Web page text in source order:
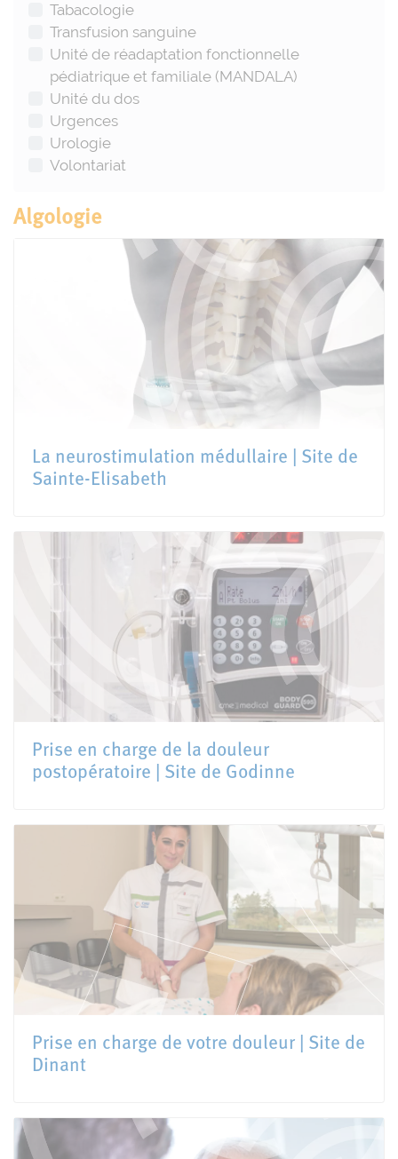
Tabacologie
Transfusion sanguine
Unité de réadaptation fonctionnelle
pédiatrique et familiale (MANDALA)
Unité du dos
Urgences
Urologie
Volontariat
Algologie
La neurostimulation médullaire | Site de
Sainte-Elisabeth
Prise en charge de la douleur
postopératoire | Site de Godinne
Prise en charge de votre douleur | Site de
Dinant